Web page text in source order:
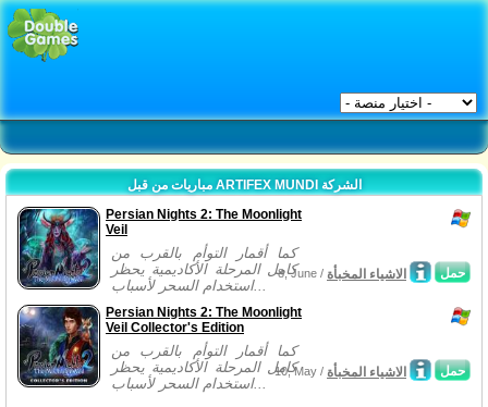
مباريات من قبل ARTIFEX MUNDI الشركة
Persian Nights 2: The Moonlight
Veil
كما أقمار التوأم بالقرب من
كامل المرحلة الأكاديمية يحظر
استخدام السحر لأسباب...
حمل 8, June / الاشياء المخبأة
Persian Nights 2: The Moonlight
Veil Collector's Edition
كما أقمار التوأم بالقرب من
كامل المرحلة الأكاديمية يحظر
استخدام السحر لأسباب...
حمل 10, May / الاشياء المخبأة